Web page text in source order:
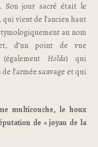
Son jour sacré était le
, qui vient de l’ancien haut
au nom
d’un point de vue
(également Holda) qui
l’armée sauvage et qui
multicouche, le houx
de « joyau de la